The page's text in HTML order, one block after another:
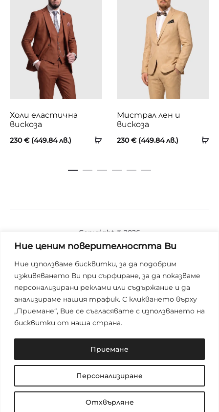
Ние ценим поверителността Ви
Ние използваме бисквитки, за да подобрим
изживяването Ви при сърфиране, за да показваме
персонализирани реклами или съдържание и да
анализираме нашия трафик. С кликването върху
„Приемане“, Вие се съгласявате с използването на
бисквитки от наша страна.
Персонализиране
Отхвърляне
Приемане
Холи еластична
вискоза
230€ (449.84 лв.)
Мистрал лен и
вискоза
230€ (449.84 лв.)
Copyright © 2026
Блог
Контакти
Магазини
Поверителност
a
n